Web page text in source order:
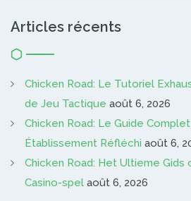
Articles récents
Chicken Road: Le Tutoriel
de Jeu Tactique août 6, 2026
Chicken Road: Le Guide
Établissement Réfléchi août 6,
Chicken Road: Het Ultieme
Casino-spel août 6, 2026